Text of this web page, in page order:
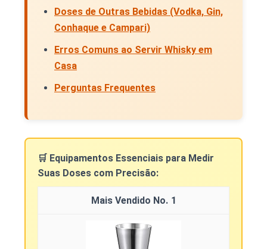
Doses de Outras Bebidas (Vodka, Gin,
Conhaque e Campari)
Erros Comuns ao Servir Whisky em
Casa
Perguntas Frequentes
🛒 Equipamentos Essenciais para Medir
Suas Doses com Precisão:
1